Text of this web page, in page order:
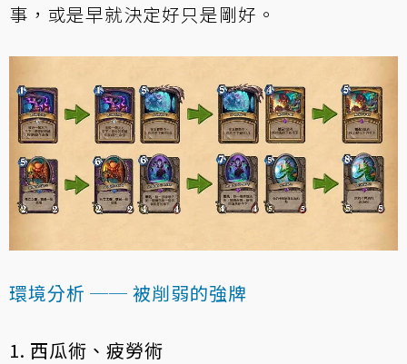
事，或是早就決定好只是剛好。
環境分析 ── 被削弱的強牌
1. 西瓜術、疲勞術